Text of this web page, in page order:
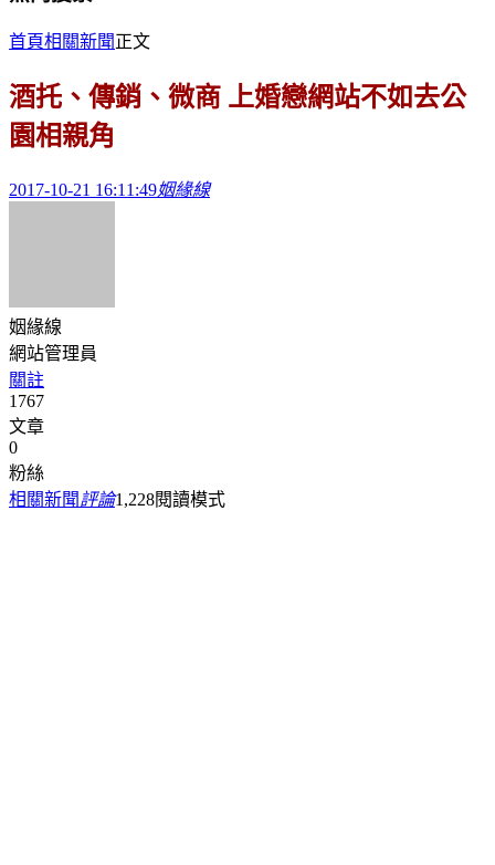
首頁相關新聞正文
酒托、傳銷、微商 上婚戀網站不如去公
園相親角
2017-10-21 16:11:49姻緣線
姻緣線
網站管理員
關註
1767
文章
0
粉絲
相關新聞評論1,228閱讀模式